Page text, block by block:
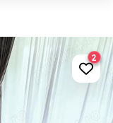
2